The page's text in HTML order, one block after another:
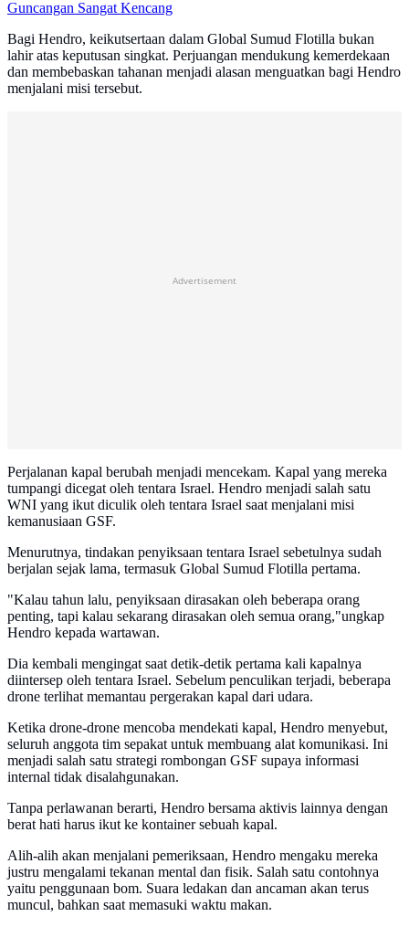
Guncangan Sangat Kencang
Bagi Hendro, keikutsertaan dalam Global Sumud Flotilla bukan
lahir atas keputusan singkat. Perjuangan mendukung kemerdekaan
dan membebaskan tahanan menjadi alasan menguatkan bagi Hendro
menjalani misi tersebut.
Advertisement
Perjalanan kapal berubah menjadi mencekam. Kapal yang mereka
tumpangi dicegat oleh tentara Israel. Hendro menjadi salah satu
WNI yang ikut diculik oleh tentara Israel saat menjalani misi
kemanusiaan GSF.
Menurutnya, tindakan penyiksaan tentara Israel sebetulnya sudah
berjalan sejak lama, termasuk Global Sumud Flotilla pertama.
"Kalau tahun lalu, penyiksaan dirasakan oleh beberapa orang
penting, tapi kalau sekarang dirasakan oleh semua orang,"ungkap
Hendro kepada wartawan.
Dia kembali mengingat saat detik-detik pertama kali kapalnya
diintersep oleh tentara Israel. Sebelum penculikan terjadi, beberapa
drone terlihat memantau pergerakan kapal dari udara.
Ketika drone-drone mencoba mendekati kapal, Hendro menyebut,
seluruh anggota tim sepakat untuk membuang alat komunikasi. Ini
menjadi salah satu strategi rombongan GSF supaya informasi
internal tidak disalahgunakan.
Tanpa perlawanan berarti, Hendro bersama aktivis lainnya dengan
berat hati harus ikut ke kontainer sebuah kapal.
Alih-alih akan menjalani pemeriksaan, Hendro mengaku mereka
justru mengalami tekanan mental dan fisik. Salah satu contohnya
yaitu penggunaan bom. Suara ledakan dan ancaman akan terus
muncul, bahkan saat memasuki waktu makan.